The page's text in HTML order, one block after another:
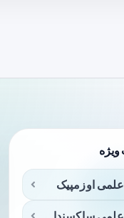
اوزمپیک